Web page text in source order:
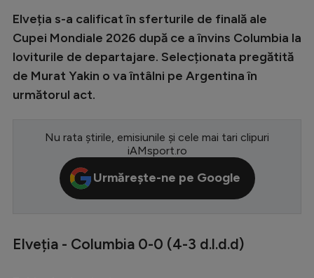
Champions League
Europa League
CM 2026
Premier League
LaLiga
Bundesliga
Elveția s-a calificat în sferturile de finală ale
Cupei Mondiale 2026 după ce a învins Columbia la
loviturile de departajare. Selecționata pregătită
de Murat Yakin o va întâlni pe Argentina în
următorul act.
Nu rata știrile, emisiunile și cele mai tari clipuri
iAMsport.ro
Urmărește-ne pe Google
Elveția - Columbia 0-0 (4-3 d.l.d.d)